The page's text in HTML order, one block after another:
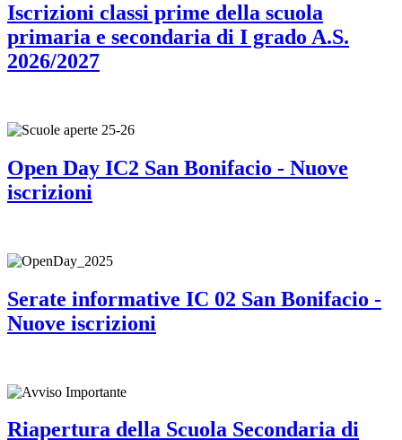
Iscrizioni classi prime della scuola
primaria e secondaria di I grado A.S.
2026/2027
Open Day IC2 San Bonifacio - Nuove
iscrizioni
Serate informative IC 02 San Bonifacio -
Nuove iscrizioni
Riapertura della Scuola Secondaria di